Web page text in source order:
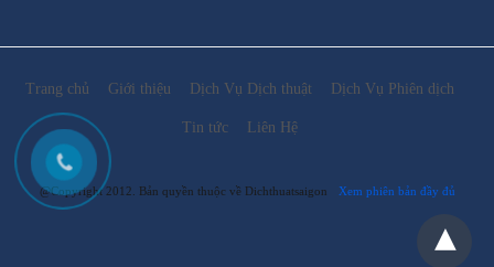
Trang chủ Giới thiệu Dịch Vụ Dịch thuật Dịch Vụ Phiên dịch
Tin tức Liên Hệ
@Copyright 2012. Bản quyền thuộc về Dichthuatsaigon Xem phiên bản đầy đủ